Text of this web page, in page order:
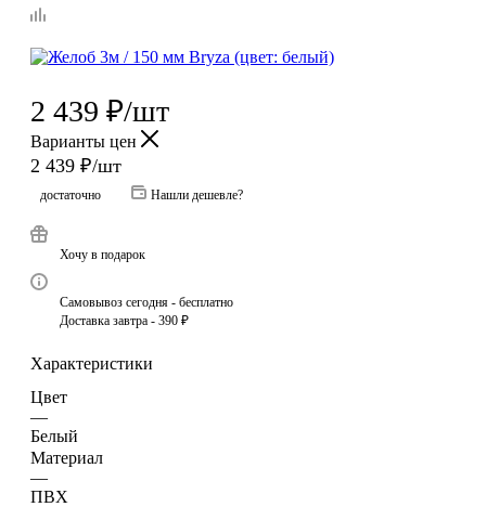
2 439 ₽/шт
Варианты цен
2 439 ₽/шт
достаточно Нашли дешевле?
Хочу в подарок
Самовывоз сегодня - бесплатно
Доставка завтра - 390 ₽
Характеристики
Цвет
—
Белый
Материал
—
ПВХ